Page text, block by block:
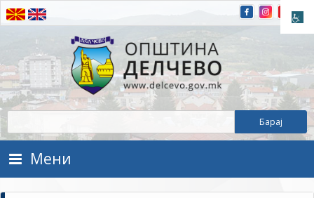
Прескокнете на содржината
Општина Делчево
Општина Делчево
Мени